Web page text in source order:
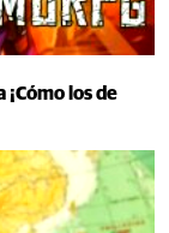
los de